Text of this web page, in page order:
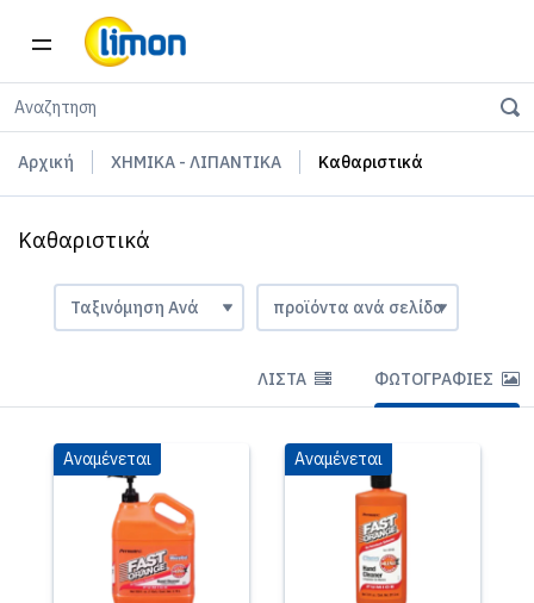
Αρχική ΧΗΜΙΚΑ - ΛΙΠΑΝΤΙΚΑ Καθαριστικά
Καθαριστικά
ΛΊΣΤΑ ΦΩΤΟΓΡΑΦΊΕΣ
Αναμένεται Αναμένεται